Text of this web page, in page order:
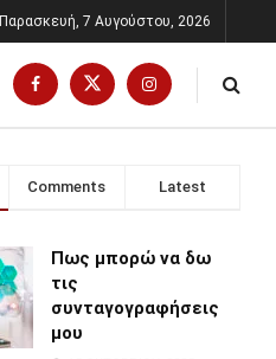
Παρασκευή, 7 Αυγούστου, 2026
Comments Latest
Πως μπορώ να δω
τις
συνταγογραφήσεις
μου